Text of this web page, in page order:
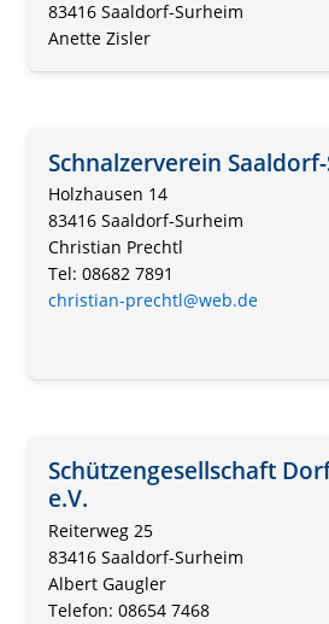
83416 Saaldorf-Surheim
Anette Zisler
Schnalzerverein
Holzhausen 14
83416 Saaldorf-Surheim
Christian Prechtl
Tel: 08682 7891
christian-prechtl@web.de
Schützengesellschaft
e.V.
Reiterweg 25
83416 Saaldorf-Surheim
Albert Gaugler
Telefon: 08654 7468